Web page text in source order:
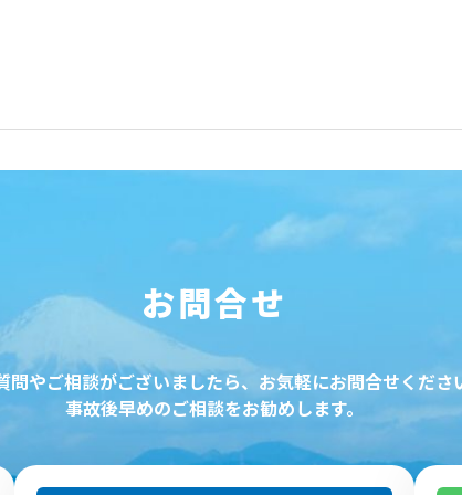
お問合せ
問やご相談がございましたら、お気軽にお問合せくださ
事故後早めのご相談をお勧めします。